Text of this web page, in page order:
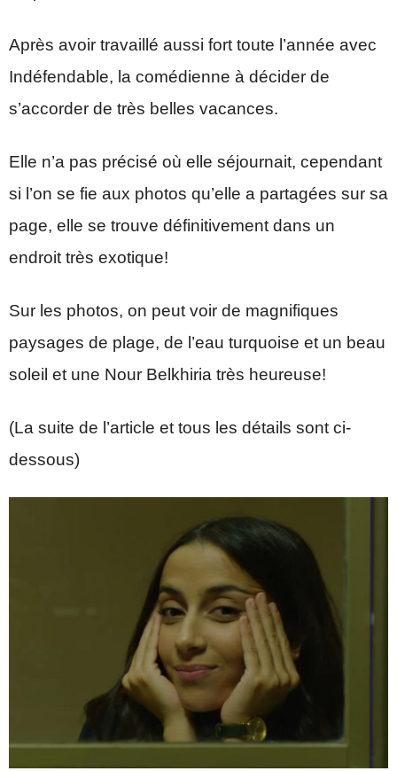
Après avoir travaillé aussi fort toute l’année avec
Indéfendable, la comédienne à décider de
s’accorder de très belles vacances.
Elle n’a pas précisé où elle séjournait, cependant
si l’on se fie aux photos qu’elle a partagées sur sa
page, elle se trouve définitivement dans un
endroit très exotique!
Sur les photos, on peut voir de magnifiques
paysages de plage, de l’eau turquoise et un beau
soleil et une Nour Belkhiria très heureuse!
(La suite de l’article et tous les détails sont ci-
dessous)